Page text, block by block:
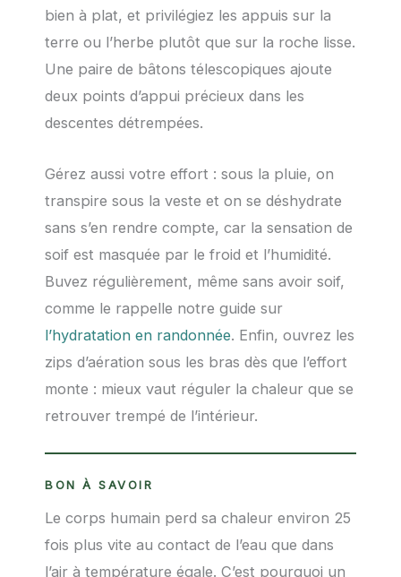
bien à plat, et privilégiez les appuis sur la
terre ou l’herbe plutôt que sur la roche lisse.
Une paire de bâtons télescopiques ajoute
deux points d’appui précieux dans les
descentes détrempées.
Gérez aussi votre effort : sous la pluie, on
transpire sous la veste et on se déshydrate
sans s’en rendre compte, car la sensation de
soif est masquée par le froid et l’humidité.
Buvez régulièrement, même sans avoir soif,
comme le rappelle notre guide sur
l’hydratation en randonnée. Enfin, ouvrez les
zips d’aération sous les bras dès que l’effort
monte : mieux vaut réguler la chaleur que se
retrouver trempé de l’intérieur.
BON À SAVOIR
Le corps humain perd sa chaleur environ 25
fois plus vite au contact de l’eau que dans
l’air à température égale. C’est pourquoi un